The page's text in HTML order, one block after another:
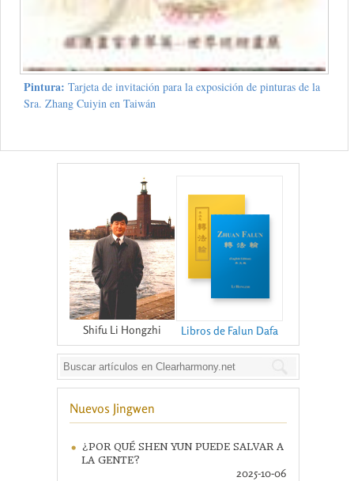
Pintura: Tarjeta de invitación para la exposición de pinturas de la
Sra. Zhang Cuiyin en Taiwán
Shifu Li Hongzhi Libros de Falun Dafa
Nuevos Jingwen
¿POR QUÉ SHEN YUN PUEDE SALVAR A
LA GENTE?
2025-10-06